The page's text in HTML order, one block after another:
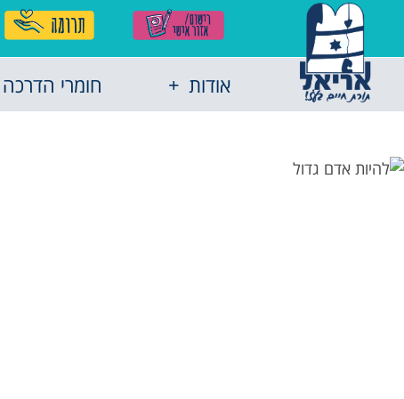
אודות חומרי הדרכה